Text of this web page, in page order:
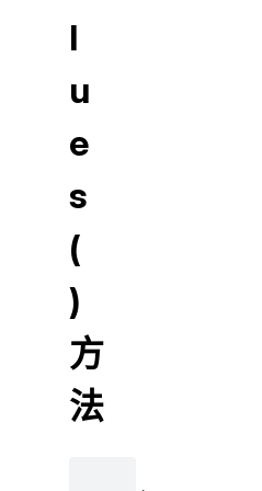
l
u
e
s
(
)
方
法